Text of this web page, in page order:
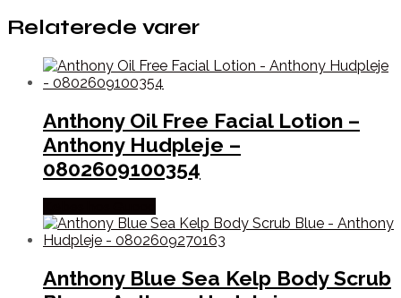
Relaterede varer
Anthony Oil Free Facial Lotion –
Anthony Hudpleje –
0802609100354
Anthony Blue Sea Kelp Body Scrub